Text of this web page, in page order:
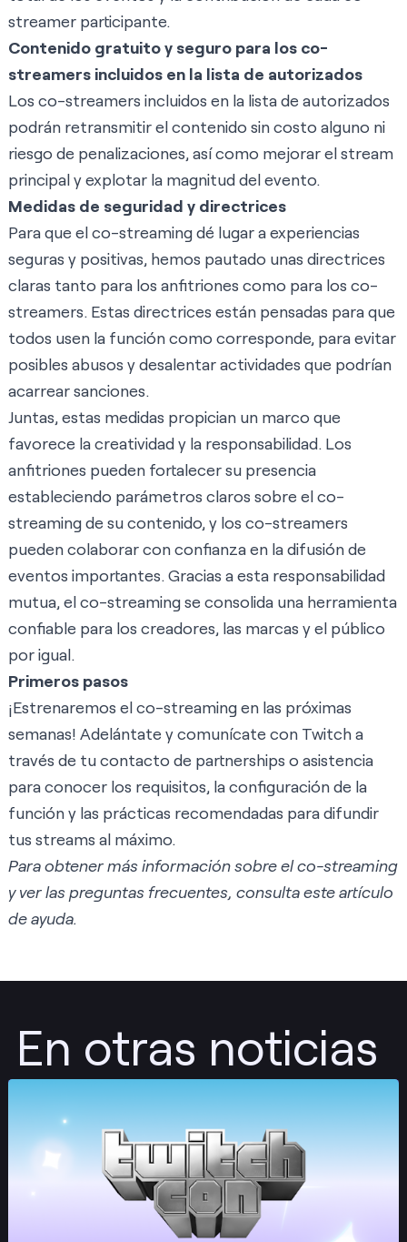
streamer participante.
Contenido gratuito y seguro para los co-
streamers incluidos en la lista de autorizados
Los co-streamers incluidos en la lista de autorizados
podrán retransmitir el contenido sin costo alguno ni
riesgo de penalizaciones, así como mejorar el stream
principal y explotar la magnitud del evento.
Medidas de seguridad y directrices
Para que el co-streaming dé lugar a experiencias
seguras y positivas, hemos pautado unas directrices
claras tanto para los anfitriones como para los co-
streamers. Estas directrices están pensadas para que
todos usen la función como corresponde, para evitar
posibles abusos y desalentar actividades que podrían
acarrear sanciones.
Juntas, estas medidas propician un marco que
favorece la creatividad y la responsabilidad. Los
anfitriones pueden fortalecer su presencia
estableciendo parámetros claros sobre el co-
streaming de su contenido, y los co-streamers
pueden colaborar con confianza en la difusión de
eventos importantes. Gracias a esta responsabilidad
mutua, el co-streaming se consolida una herramienta
confiable para los creadores, las marcas y el público
por igual.
Primeros pasos
¡Estrenaremos el co-streaming en las próximas
semanas! Adelántate y comunícate con Twitch a
través de tu contacto de partnerships o asistencia
para conocer los requisitos, la configuración de la
función y las prácticas recomendadas para difundir
tus streams al máximo.
Para obtener más información sobre el co-streaming
y ver las preguntas frecuentes, consulta esteartículo
de ayuda.
En otras noticias